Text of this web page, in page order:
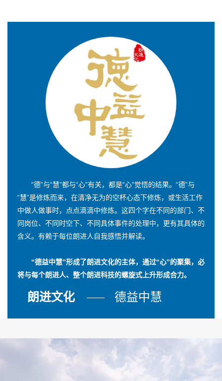
“德”与“慧”都与“心”有关，都是“心”觉悟的结果。“德”与
“慧”是修炼而来，在清净无为的空杯心态下修炼，或生活工作
中做人做事时，点点滴滴中修炼。这四个字在不同的部门、不
同岗位、不同时空下、不同具体事件的处理中，更有其具体的
含义。有赖于每位朗进人自我感悟并解读。
“德益中慧”形成了朗进文化的主体，通过“心”的聚集，必
将与每个朗进人、整个朗进科技的螺旋式上升形成合力。
朗进文化 德益中慧